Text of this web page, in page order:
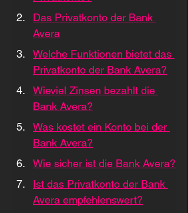
Das Privatkonto der Bank
Avera
Welche Funktionen bietet das
Privatkonto der Bank Avera?
Wieviel Zinsen bezahlt die
Bank Avera?
Was kostet ein Konto bei der
Bank Avera?
Wie sicher ist die Bank Avera?
Ist das Privatkonto der Bank
Avera empfehlenswert?